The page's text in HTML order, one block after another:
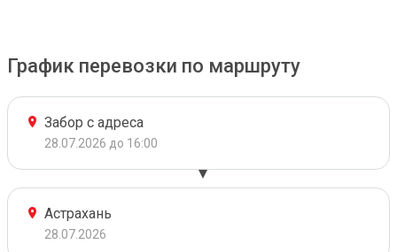
График перевозки по маршруту
Забор с адреса
28.07.2026 до 16:00
Астрахань
28.07.2026